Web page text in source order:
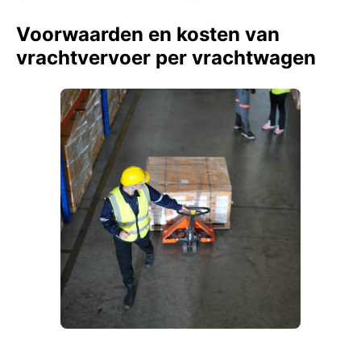
Voorwaarden en kosten van
vrachtvervoer per vrachtwagen